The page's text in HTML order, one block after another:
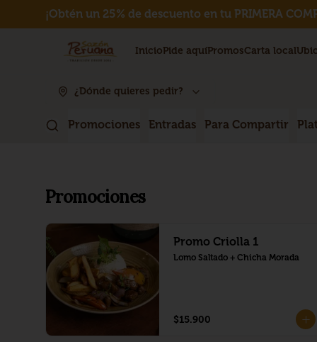
¡Obtén un 25% de descuento en tu PRIMERA
InicioPide aquíPromosCarta local
¿Dónde quieres pedir?
Promociones Entradas Para Compartir
Promociones
Promo Criolla 1
Lomo Saltado + Chicha Morada
$15.900